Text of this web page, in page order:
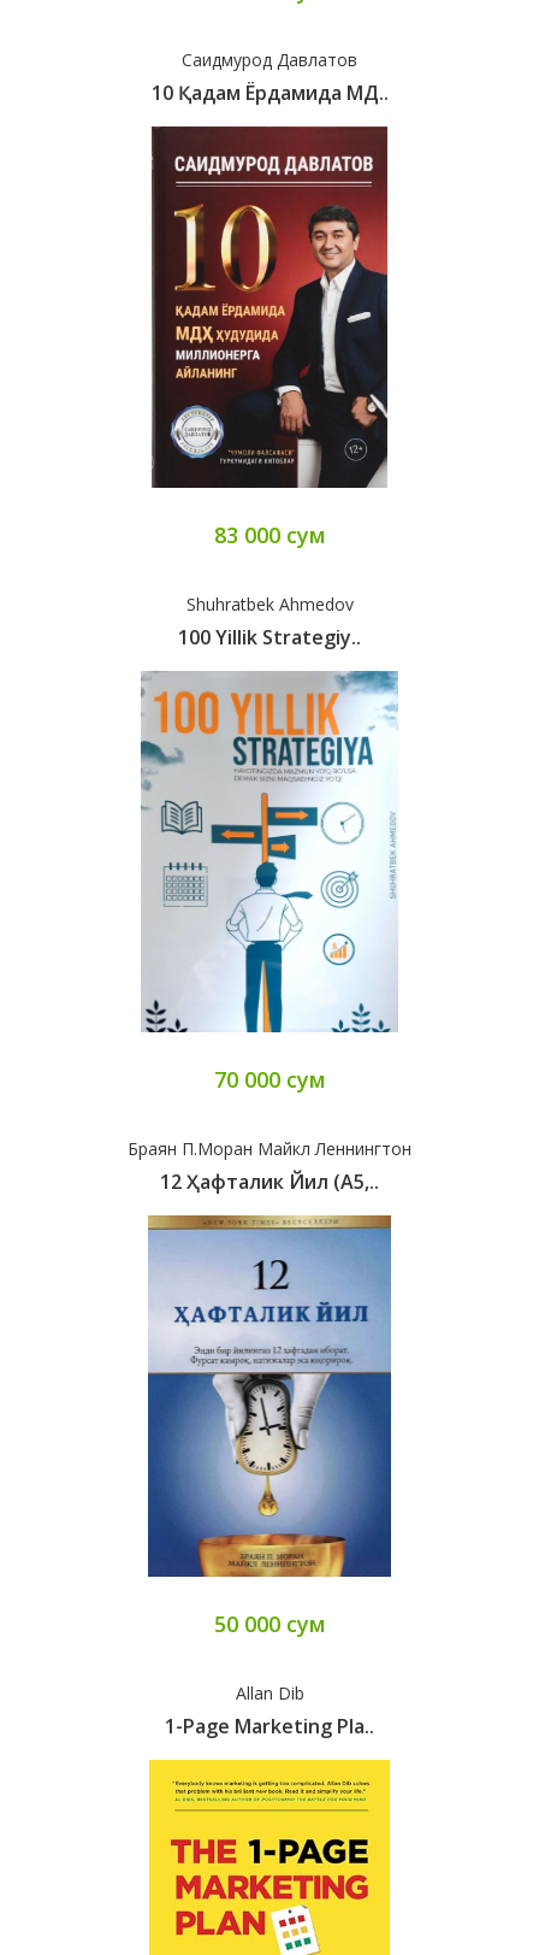
Саидмурод Давлатов
10 Қадам Ёрдамида МД..
83 000 сум
Shuhratbek Ahmedov
100 Yillik Strategiy..
70 000 сум
Браян П.Моран Майкл Леннингтон
12 Ҳафталик Йил (А5,..
50 000 сум
Allan Dib
1-Page Marketing Pla..